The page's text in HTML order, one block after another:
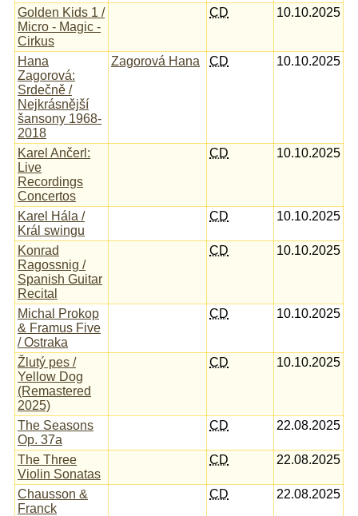
Golden Kids 1 /
Micro - Magic -
Cirkus
CD 10.10.2025
Hana
Zagorová:
Srdečně /
Nejkrásnější
šansony 1968-
2018
Zagorová Hana CD 10.10.2025
Karel Ančerl:
Live
Recordings
Concertos
CD 10.10.2025
Karel Hála /
Král swingu
CD 10.10.2025
Konrad
Ragossnig /
Spanish Guitar
Recital
CD 10.10.2025
Michal Prokop
& Framus Five
/ Ostraka
CD 10.10.2025
Žlutý pes /
Yellow Dog
(Remastered
2025)
CD 10.10.2025
The Seasons
Op. 37a
CD 22.08.2025
The Three
Violin Sonatas
CD 22.08.2025
Chausson &
Franck
CD 22.08.2025